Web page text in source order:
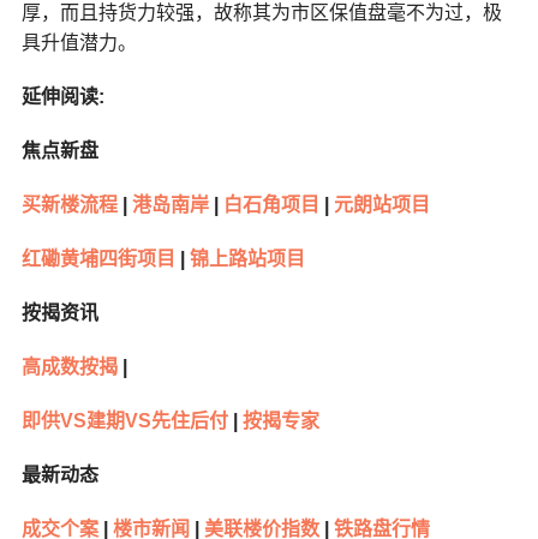
厚，而且持货力较强，故称其为市区保值盘毫不为过，极
具升值潜力。
延伸阅读:
焦点新盘
买新楼流程| 港岛南岸| 白石角项目 元朗站项目
红磡黄埔四街项目 锦上路站项目
按揭资讯
高成数按揭|
即供VS建期VS先住后付| 按揭专家
最新动态
成交个案| 楼市新闻 美联楼价指数| 铁路盘行情